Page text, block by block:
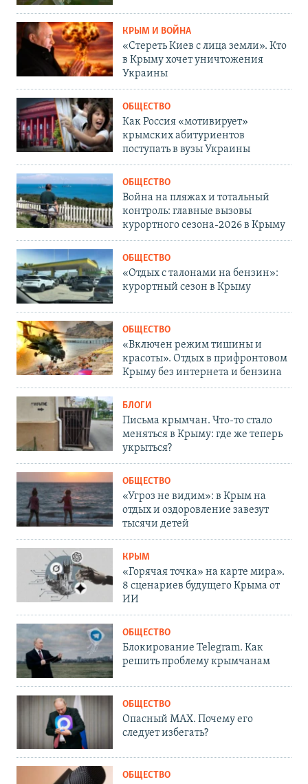
КРЫМ И ВОЙНА
«Стереть Киев с лица земли». Кто
в Крыму хочет уничтожения
Украины
ОБЩЕСТВО
Как Россия «мотивирует»
крымских абитуриентов
поступать в вузы Украины
ОБЩЕСТВО
Война на пляжах и тотальный
контроль: главные вызовы
курортного сезона-2026 в Крыму
ОБЩЕСТВО
«Отдых с талонами на бензин»:
курортный сезон в Крыму
ОБЩЕСТВО
«Включен режим тишины и
красоты». Отдых в прифронтовом
Крыму без интернета и бензина
БЛОГИ
Письма крымчан. Что-то стало
меняться в Крыму: где же теперь
укрыться?
ОБЩЕСТВО
«Угроз не видим»: в Крым на
отдых и оздоровление завезут
тысячи детей
КРЫМ
«Горячая точка» на карте мира».
8 сценариев будущего Крыма от
ИИ
ОБЩЕСТВО
Блокирование Telegram. Как
решить проблему крымчанам
ОБЩЕСТВО
Опасный MAX. Почему его
следует избегать?
ОБЩЕСТВО